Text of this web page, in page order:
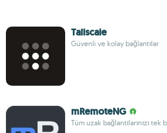
Tailscale
Güvenli ve kolay bağlantılar
mRemoteNG
Tüm uzak bağlantılarınızı